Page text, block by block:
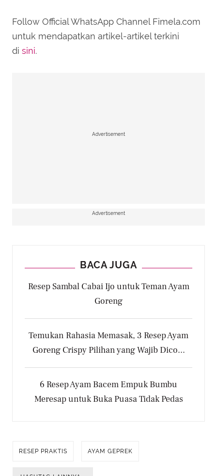
SUBMIT REVIEW
Follow Official WhatsApp Channel Fimela.com
untuk mendapatkan artikel-artikel terkini
di sini.
Advertisement
Advertisement
BACA JUGA
Resep Sambal Cabai Ijo untuk Teman Ayam
Goreng
Temukan Rahasia Memasak, 3 Resep Ayam
Goreng Crispy Pilihan yang Wajib Dico...
6 Resep Ayam Bacem Empuk Bumbu
Meresap untuk Buka Puasa Tidak Pedas
RESEP PRAKTIS AYAM GEPREK